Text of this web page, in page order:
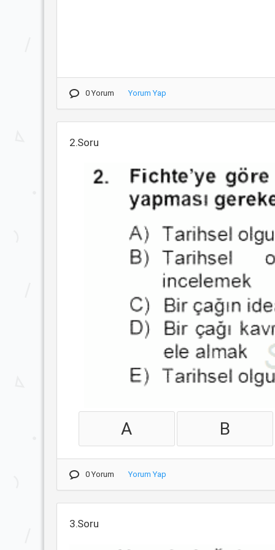
0 Yorum Yorum Yap
2.Soru
A B
0 Yorum Yorum Yap
3.Soru